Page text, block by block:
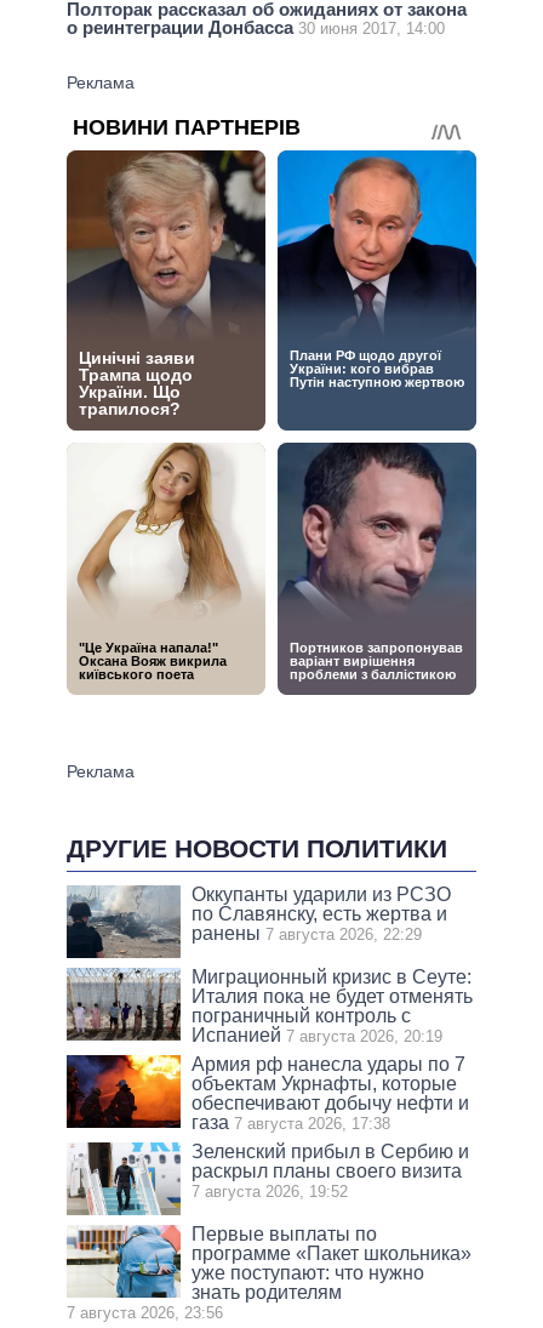
Полторак рассказал об ожиданиях от закона
о реинтеграции Донбасса 30 июня 2017, 14:00
ДРУГИЕ НОВОСТИ ПОЛИТИКИ
Оккупанты ударили из РСЗО
по Славянску, есть жертва и
ранены 7 августа 2026, 22:29
Миграционный кризис в Сеуте:
Италия пока не будет отменять
пограничный контроль с
Испанией 7 августа 2026, 20:19
Армия рф нанесла удары по 7
объектам Укрнафты, которые
обеспечивают добычу нефти и
газа 7 августа 2026, 17:38
Зеленский прибыл в Сербию и
раскрыл планы своего визита
7 августа 2026, 19:52
Первые выплаты по
программе «Пакет школьника»
уже поступают: что нужно
знать родителям
7 августа 2026, 23:56